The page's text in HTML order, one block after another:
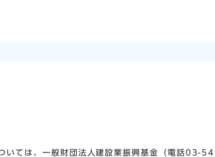
いては、一般財団法人建設業振興基金（電話03-